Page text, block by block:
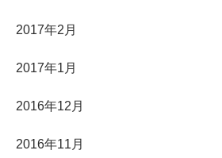
2017年2月
2017年1月
2016年12月
2016年11月